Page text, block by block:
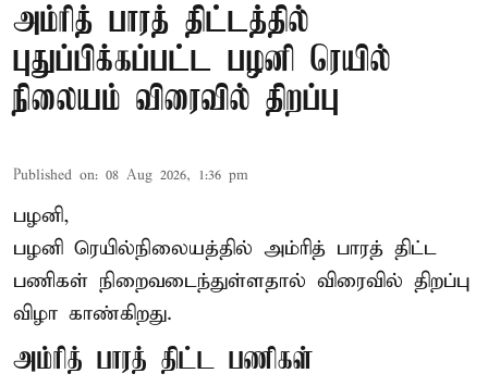
அம்ரித் பாரத் திட்டத்தில்
புதுப்பிக்கப்பட்ட பழனி ரெயில்
நிலையம் விரைவில் திறப்பு
Published on: 08 Aug 2026, 1:36 pm
பழனி,
பழனி ரெயில்நிலையத்தில் அம்ரித் பாரத் திட்ட
பணிகள் நிறைவடைந்துள்ளதால் விரைவில் திறப்பு
விழா காண்கிறது.
அம்ரித் பாரத் திட்ட பணிகள்